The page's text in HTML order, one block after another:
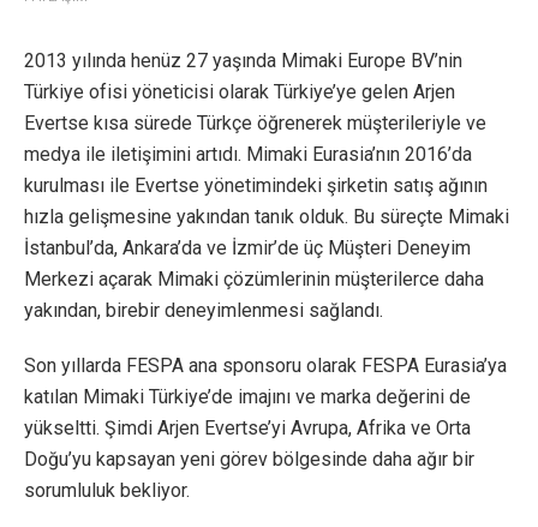
2013 yılında henüz 27 yaşında Mimaki Europe BV’nin
Türkiye ofisi yöneticisi olarak Türkiye’ye gelen Arjen
Evertse kısa sürede Türkçe öğrenerek müşterileriyle ve
medya ile iletişimini artıdı. Mimaki Eurasia’nın 2016’da
kurulması ile Evertse yönetimindeki şirketin satış ağının
hızla gelişmesine yakından tanık olduk. Bu süreçte Mimaki
İstanbul’da, Ankara’da ve İzmir’de üç Müşteri Deneyim
Merkezi açarak Mimaki çözümlerinin müşterilerce daha
yakından, birebir deneyimlenmesi sağlandı.
Son yıllarda FESPA ana sponsoru olarak FESPA Eurasia’ya
katılan Mimaki Türkiye’de imajını ve marka değerini de
yükseltti. Şimdi Arjen Evertse’yi Avrupa, Afrika ve Orta
Doğu’yu kapsayan yeni görev bölgesinde daha ağır bir
sorumluluk bekliyor.